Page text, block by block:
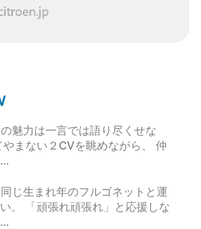
魅力は一言では語り尽くせな
やまない２CVを眺めながら、 仲
じ生まれ年のフルゴネットと運
。 「頑張れ頑張れ」と応援しな